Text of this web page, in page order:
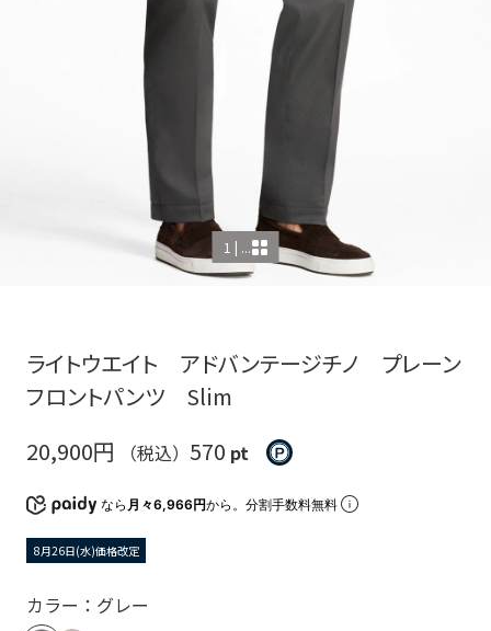
1 | ...
ライトウエイト アドバンテージチノ プレーン
フロントパンツ Slim
20,900円
（税込） 570 pt
なら 月々6,966円から。分割手数料無料
8月26日(水)価格改定
カラー：グレー